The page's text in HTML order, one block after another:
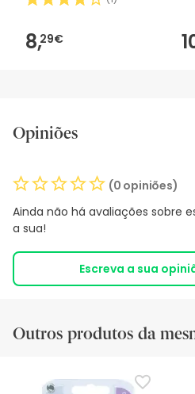
8,29€
Opiniões
(0 opiniões)
Ainda não há avaliações sobre
a sua!
Escreva a sua
Outros produtos da